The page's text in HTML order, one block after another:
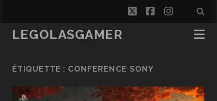
twitterfacebook
LEGOLASGAMER
ÉTIQUETTE : CONFERENCE SONY